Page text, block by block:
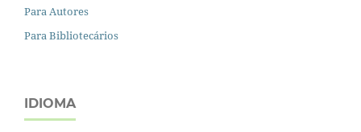
Para Autores
Para Bibliotecários
IDIOMA